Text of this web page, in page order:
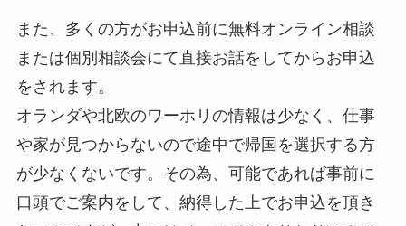
また、多くの方がお申込前に無料オンライン相談
または個別相談会にて直接お話をしてからお申込
をされます。
オランダや北欧のワーホリの情報は少なく、仕事
や家が見つからないので途中で帰国を選択する方
が少なくないです。その為、可能であれば事前に
口頭でご案内をして、納得した上でお申込を頂き